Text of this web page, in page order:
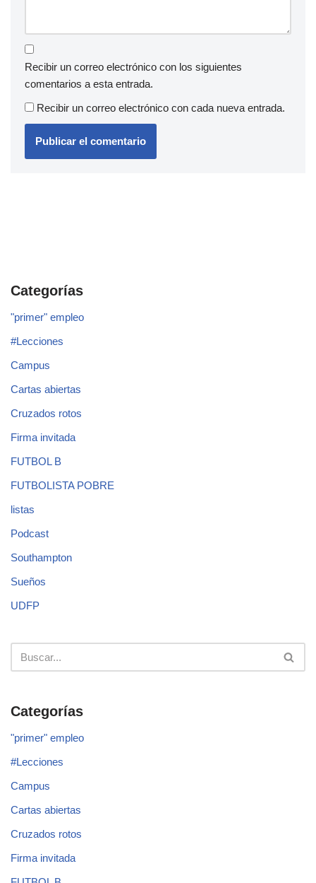
Recibir un correo electrónico con los siguientes
comentarios a esta entrada.
Recibir un correo electrónico con cada nueva entrada.
Categorías
"primer" empleo
#Lecciones
Campus
Cartas abiertas
Cruzados rotos
Firma invitada
FUTBOL B
FUTBOLISTA POBRE
listas
Podcast
Southampton
Sueños
UDFP
Categorías
"primer" empleo
#Lecciones
Campus
Cartas abiertas
Cruzados rotos
Firma invitada